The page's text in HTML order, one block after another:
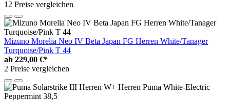
12 Preise vergleichen
Mizuno Morelia Neo IV Beta Japan FG Herren White/Tanager
Turquoise/Pink T 44
ab 229,00 €*
2 Preise vergleichen